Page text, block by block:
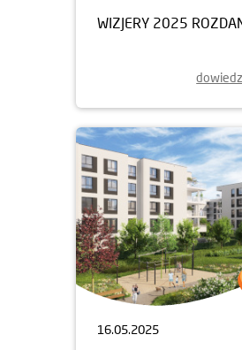
WIZJERY 2025
16.05.2025